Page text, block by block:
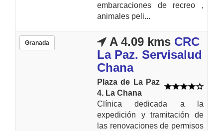
embarcaciones de recreo ,
animales peli...
Granada A 4.09 kms CRC
La Paz. Servisalud
Chana
Plaza de La Paz
4. La Chana
Clínica dedicada a la
expedición y tramitación de
las renovaciones de permisos